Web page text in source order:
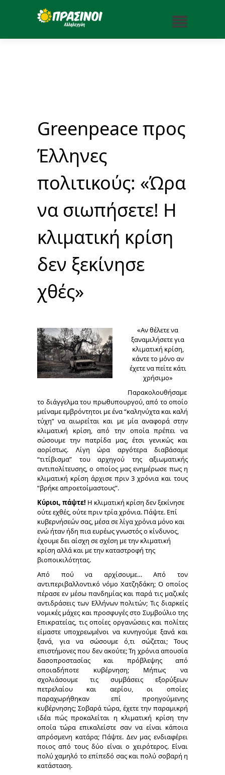
Greenpeace προς
Έλληνες
πολιτικούς: «Ώρα
να σιωπήσετε! Η
κλιματική κρίση
δεν ξεκίνησε
χθές»
«Αν θέλετε να
ξαναμιλήσετε για
κλιματική κρίση,
κάντε το μόνο αν
έχετε να πείτε κάτι
χρήσιμο»
Παρακολουθήσαμε
το διάγγελμα του πρωθυπουργού, από το οποίο
μείναμε εμβρόντητοι με ένα “καληνύχτα και καλή
τύχη” να αιωρείται και με μία αναφορά στην
κλιματική κρίση, από την οποία πρέπει να
σώσουμε την πατρίδα μας, έτσι γενικώς και
αορίστως. Λίγη ώρα αργότερα διαβάσαμε
“τιτίβισμα” του αρχηγού της αξιωματικής
αντιπολίτευσης, ο οποίος μας ενημέρωσε πως η
κλιματική κρίση άρχισε πριν 3 χρόνια και τους
“βρήκε απροετοίμαστους”.
Κύριοι, πάψτε! Η κλιματική κρίση δεν ξεκίνησε
ούτε εχθές, ούτε πριν τρία χρόνια. Πάψτε. Επί
κυβερνήσεών σας, μέσα σε λίγα χρόνια μόνο και
ενώ ήταν ήδη πια ευρέως γνωστός ο κίνδυνος,
έχουμε δει αίσχη σε σχέση με την κλιματική
κρίση αλλά και με την καταστροφή της
βιοποικιλότητας.
Από πού να αρχίσουμε… Από τον
αντιπεριβαλλοντικό νόμο Χατζηδάκη; Ο οποίος
πέρασε εν μέσω πανδημίας και παρά τις μαζικές
αντιδράσεις των Ελλήνων πολιτών; Τις διαρκείς
νομικές μάχες και προσφυγές στο Συμβούλιο της
Επικρατείας, τις οποίες οργανώσεις και πολίτες
είμαστε υποχρεωμένοι να κυνηγούμε ξανά και
ξανά, για να σώσουμε ό,τι σώζεται; Τους
επιστήμονες που δεν ακούτε; Τη χρόνια απουσία
δασοπροστασίας και πρόβλεψης από
οποιαδήποτε κυβέρνηση; Μήπως να
σχολιάσουμε τις συμβάσεις εξορύξεων
πετρελαίου και αερίου, οι οποίες
παραχωρήθηκαν επί προηγούμενης
κυβέρνησης; Σοβαρά τώρα, έχετε την παραμικρή
ιδέα πώς προκαλείται η κλιματική κρίση την
οποία τώρα επικαλείστε σαν να είναι κάποια
απρόσμενη κατάρα; Πάψτε. Δεν μας ενδιαφέρει
ποιος από τους δύο είναι ο χειρότερος. Είναι
πολύ χαμηλό το επίπεδό σας και πολύ σοβαρή η
κατάσταση.